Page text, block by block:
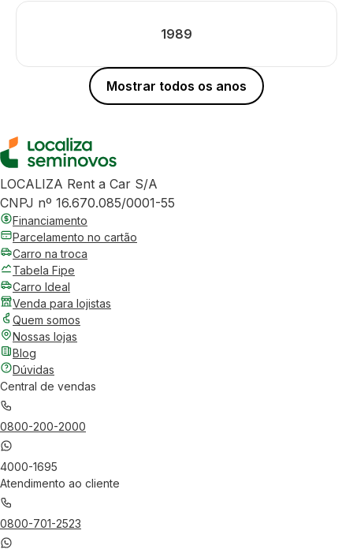
1989
Mostrar todos os anos
LOCALIZA Rent a Car S/A
CNPJ nº 16.670.085/0001-55
Financiamento
Parcelamento no cartão
Carro na troca
Tabela Fipe
Carro Ideal
Venda para lojistas
Quem somos
Nossas lojas
Blog
Dúvidas
Central de vendas
0800-200-2000
4000-1695
Atendimento ao cliente
0800-701-2523